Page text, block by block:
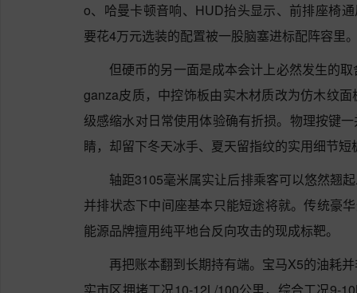
o、哈曼卡顿音响、HUD抬头显示、前排座椅
要花4万元选装的配置被一股脑塞进标配阵容里
但硬币的另一面是成本会计上必然发生的
ganza皮质，中控饰板由实木材质改为仿木纹
级感缩水对日常使用体验确有折损。物理按键
睛，却留下冬天冰手、夏天留指纹的实用细节短
轴距3105毫米属实让后排乘客可以悠然翘
并排状态下中间座基本只能短途将就。传统豪
能源品牌擅用纯平地台反向攻击的现成标靶。
再把账本翻到长期持有端。宝马X5的油耗